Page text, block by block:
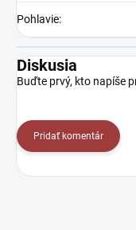
Pohlavie:
Diskusia
Buďte prvý, kto napíše
Pridať komentár